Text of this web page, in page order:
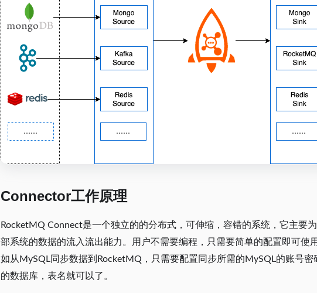
Connector工作原理
RocketMQ Connect是一个独立的的分布式，可伸缩，容错的系统，它主要
部系统的数据的流入流出能力。用户不需要编程，只需要简单的配置即可使
如从MySQL同步数据到RocketMQ，只需要配置同步所需的MySQL的账号
的数据库，表名就可以了。